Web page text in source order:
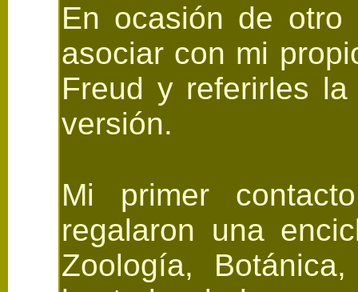
En ocasión de otro
asociar con mi
Freud y referirles
versión.
Mi primer
regalaron una
Zoología,